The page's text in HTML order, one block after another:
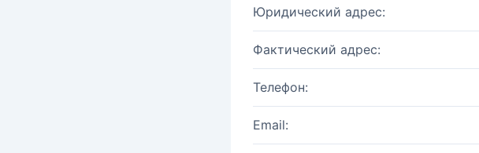
Юридический адрес:
Фактический адрес:
Телефон:
Email: